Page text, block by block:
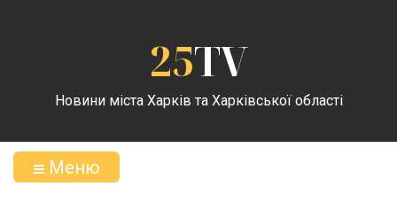
25TV
Новини міста Харків та Харківської області
Меню